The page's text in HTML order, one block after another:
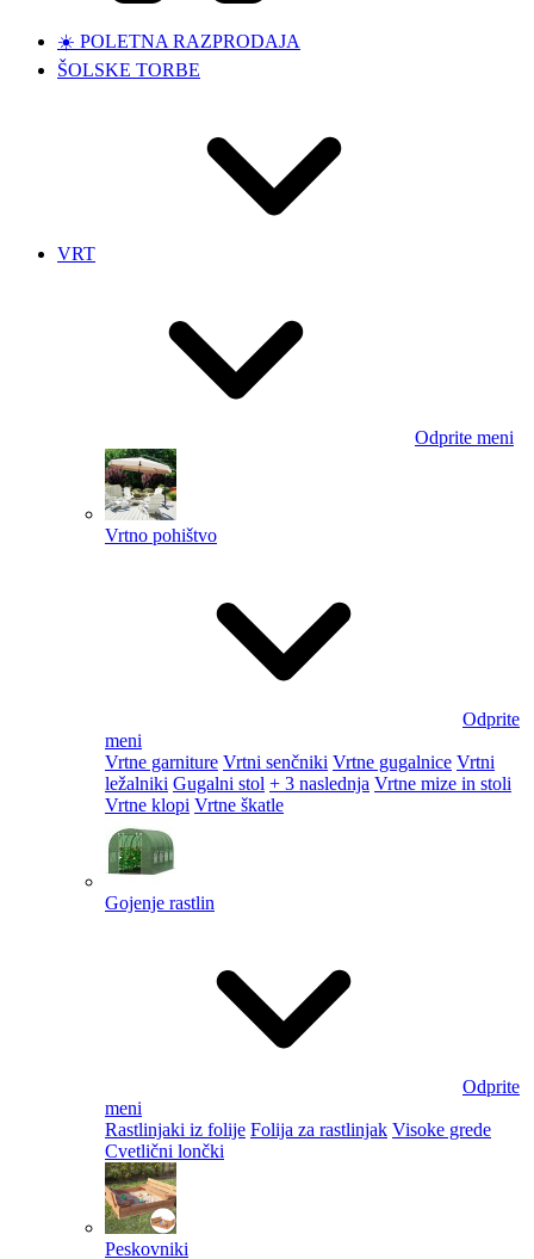
☀️ POLETNA RAZPRODAJA
ŠOLSKE TORBE
VRT
Odprite meni
Vrtno pohištvo
Odprite
meni
Vrtne garniture Vrtni senčniki Vrtne gugalnice Vrtni
ležalniki Gugalni stol + 3 naslednja Vrtne mize in stoli
Vrtne klopi Vrtne škatle
Gojenje rastlin
Odprite
meni
Rastlinjaki iz folije Folija za rastlinjak Visoke grede
Cvetlični lončki
Peskovniki